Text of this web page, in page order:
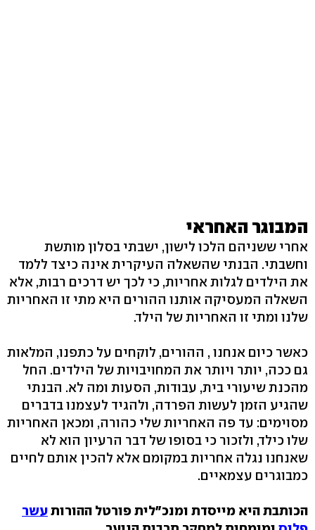
המבוגר האחראי
אחרי ששניהם הלכו לישון, ישבתי בסלון מותשת
וחשבתי. הבנתי שהשאלה העיקרית אינה כיצד ללמד
את הילדים לגלות אחריות, כי לכך יש דרכים רבות, אלא
השאלה המעסיקה אותנו ההורים היא מתי זו האחריות
שלנו ומתי זו האחריות של הילד.
כאשר כיום אנחנו , ההורים, לוקחים על כתפנו, המלאות
גם ככה, יותר ויותר את המחויבויות של הילדים. החל
מהכנת שיעורי בית, עבודות, הסעות ומה לא. הבנתי
שהגיע הזמן לעשות הפרדה, ולהגיד לעצמנו בדברים
מסוימים: עד פה האחריות שלי כהורה, ומכאן האחריות
שלו כילד, ולזכור כי בסופו של דבר הרעיון הוא לא
שאנחנו נגלה אחריות במקומם אלא להכין אותם לחיים
כמבוגרים עצמאיים.
הכותבת היא מייסדת ומנכ"לית פורטל ההורותעשר